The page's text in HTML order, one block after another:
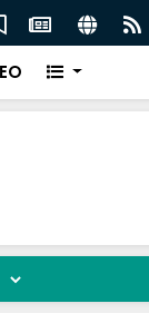
YERİNİ ALDI